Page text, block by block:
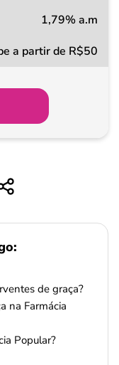
1,79% a.m
a partir de R$50
de graça?
na Farmácia
Popular?